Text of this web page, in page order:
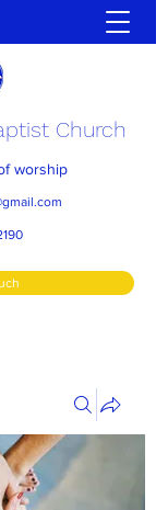
Church
worship